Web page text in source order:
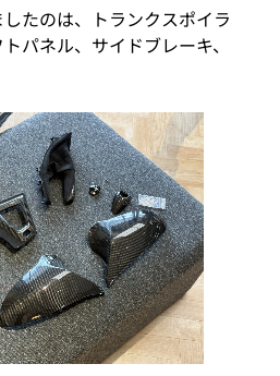
たのは、トランクスポイラ
パネル、サイドブレーキ、